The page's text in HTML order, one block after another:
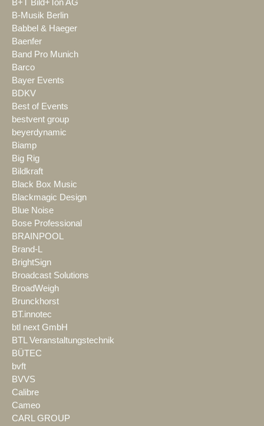
B+T Bild+Ton AG
B-Musik Berlin
Babbel & Haeger
Baenfer
Band Pro Munich
Barco
Bayer Events
BDKV
Best of Events
bestvent group
beyerdynamic
Biamp
Big Rig
Bildkraft
Black Box Music
Blackmagic Design
Blue Noise
Bose Professional
BRAINPOOL
Brand-L
BrightSign
Broadcast Solutions
BroadWeigh
Brunckhorst
BT.innotec
btl next GmbH
BTL Veranstaltungstechnik
BÜTEC
bvft
BVVS
Calibre
Cameo
CARL GROUP